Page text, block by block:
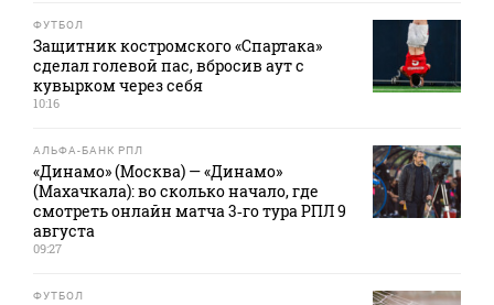
ФУТБОЛ
Защитник костромского «Спартака»
сделал голевой пас, вбросив аут с
кувырком через себя
10:16
АЛЬФА-БАНК РПЛ
«Динамо» (Москва) — «Динамо»
(Махачкала): во сколько начало, где
смотреть онлайн матча 3‑го тура РПЛ 9
августа
09:27
ФУТБОЛ